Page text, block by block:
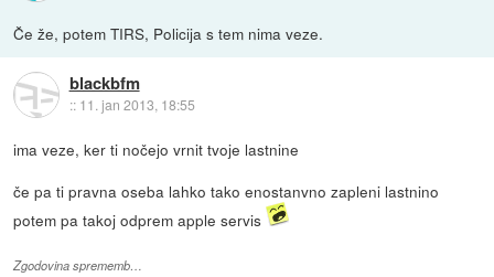
Če že, potem TIRS, Policija s tem nima veze.
blackbfm
:: 11. jan 2013, 18:55
ima veze, ker ti nočejo vrnit tvoje lastnine
če pa ti pravna oseba lahko tako enostanvno zapleni lastnino
potem pa takoj odprem apple servis
Zgodovina sprememb…